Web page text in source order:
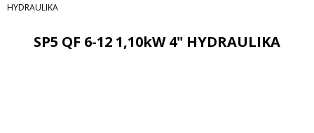
HYDRAULIKA
SP5 QF 6-12 1,10kW 4" HYDRAULIKA